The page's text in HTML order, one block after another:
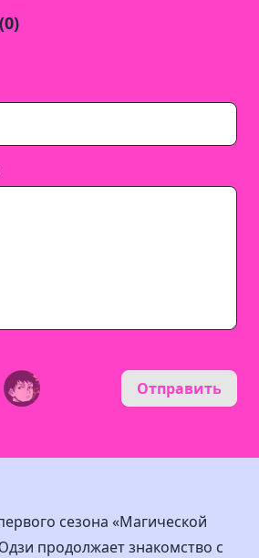
Отправить
сезона «Магической
продолжает знакомство с